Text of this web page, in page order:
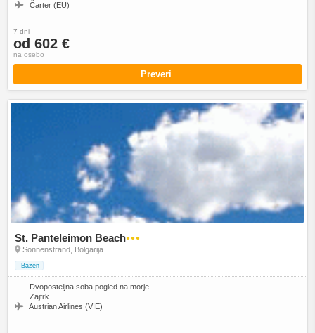
Čarter (EU)
7 dni
od 602 €
na osebo
Preveri
St. Panteleimon Beach●●●
Sonnenstrand, Bolgarija
Bazen
Dvoposteljna soba pogled na morje
Zajtrk
Austrian Airlines (VIE)